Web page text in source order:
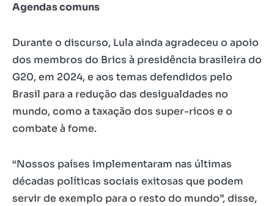
Agendas comuns
Durante o discurso, Lula ainda agradeceu o apoio
dos membros do Brics à presidência brasileira do
G20, em 2024, e aos temas defendidos pelo
Brasil para a redução das desigualdades no
mundo, como a taxação dos super-ricos e o
combate à fome.
“Nossos países implementaram nas últimas
décadas políticas sociais exitosas que podem
servir de exemplo para o resto do mundo”, disse,